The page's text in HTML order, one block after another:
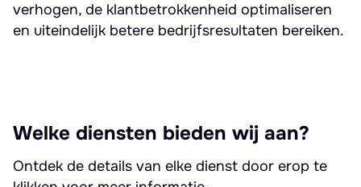
verhogen, de klantbetrokkenheid optimaliseren
en uiteindelijk betere bedrijfsresultaten bereiken.
Welke diensten bieden wij aan?
Ontdek de details van elke dienst door erop te